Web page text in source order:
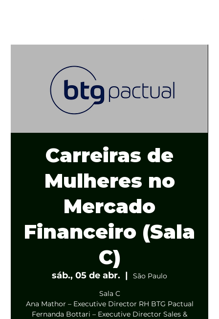
Carreiras de
Mulheres no
Mercado
Financeiro (Sala
C)
sáb., 05 de abr.
  |
São Paulo
Sala C
Ana Mathor – Executive Director RH BTG Pactual
Fernanda Bottari – Executive Director Sales &